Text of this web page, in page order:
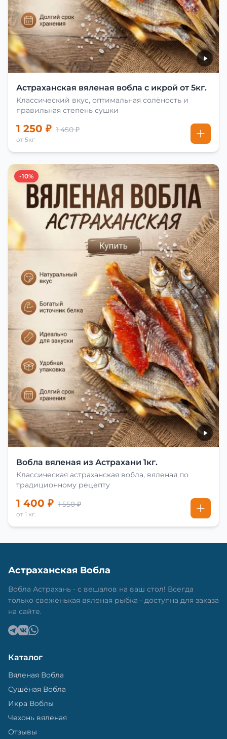
Астраханская вяленая вобла с икрой от 5кг.
Классический вкус, оптимальная солёность и
правильная степень сушки
1 250 ₽ 1 450 ₽
от 5кг
-10%
Вобла вяленая из Астрахани 1кг.
Классическая астраханская вобла, вяленая по
традиционному рецепту
1 400 ₽ 1 550 ₽
от 1 кг.
Астраханская Вобла
Вобла Астрахань - с вешалов на ваш стол! Всегда
только свеженькая вяленая рыбка - доступна для заказа
на сайте.
Каталог
Вяленая Вобла
Сушёная Вобла
Икра Воблы
Чехонь вяленая
Отзывы